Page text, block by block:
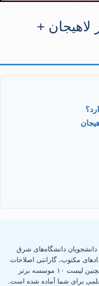
لاهیجان +
دانشجویان دانشگاه‌های شرق
مکتوب، گارانتی اصلاحات
رایگان و پشتیبانی تا روز دفاع، بهترین انتخاب را داشته باشید. همچنین لیست ۱۰ موسسه برتر
برای شما آماده شده است.